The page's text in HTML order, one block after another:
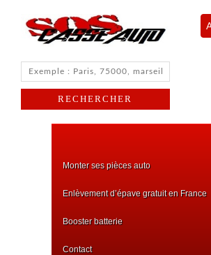
Monter ses pièces auto
Enlèvement d’épave gratuit en France
Booster batterie
Contact